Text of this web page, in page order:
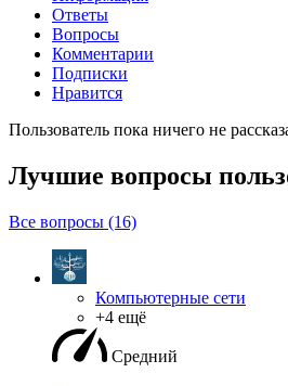
Ответы
Вопросы
Комментарии
Подписки
Нравится
Пользователь пока ничего не
Лучшие вопросы
Все вопросы (16)
Компьютерные сети
+4 ещё
Средний